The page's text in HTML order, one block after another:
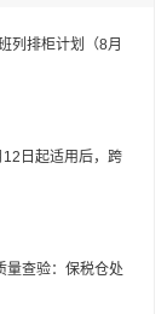
列排柜计划（8月
日起适用后，跨
量查验：保税仓处